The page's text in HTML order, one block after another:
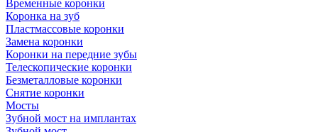
Временные коронки
Коронка на зуб
Пластмассовые коронки
Замена коронки
Коронки на передние зубы
Телескопические коронки
Безметалловые коронки
Снятие коронки
Мосты
Зубной мост на имплантах